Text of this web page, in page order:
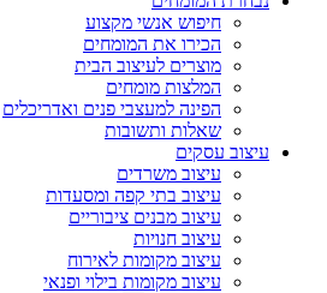
חיפוש אנשי מקצוע
הכירו את המומחים
מוצרים לעיצוב הבית
המלצות מומחים
הפינה למעצבי פנים ואדריכלים
שאלות ותשובות
עיצוב עסקים
עיצוב משרדים
עיצוב בתי קפה ומסעדות
עיצוב מבנים ציבוריים
עיצוב חנויות
עיצוב מקומות לאירוח
עיצוב מקומות בילוי ופנאי